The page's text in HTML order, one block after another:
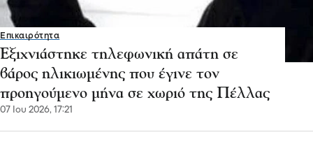
Επικαιρότητα
Εξιχνιάστηκε τηλεφωνική απάτη σε
βάρος ηλικιωμένης που έγινε τον
προηγούμενο μήνα σε χωριό της Πέλλας
07 Ιου 2026, 17:21